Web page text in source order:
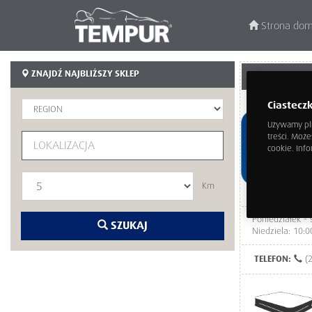
Strona
ZNAJDŹ NAJBLIŻSZY SKLEP
Km
SZUKAJ
Poniedziałek -
Niedziela:
TELEFON:
Używamy
treści.
cookie.